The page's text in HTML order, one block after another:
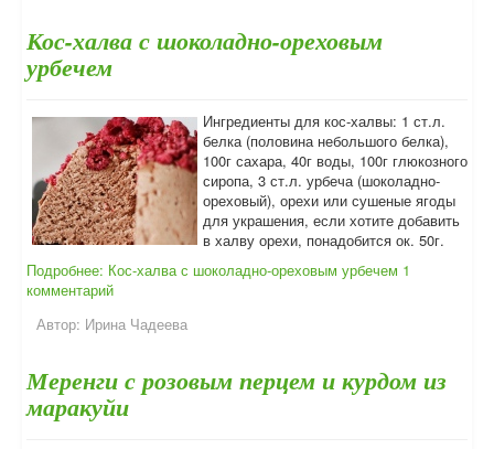
Кос-халва с шоколадно-ореховым
урбечем
Ингредиенты для кос-халвы: 1 ст.л.
белка (половина небольшого белка),
100г сахара, 40г воды, 100г глюкозного
сиропа, 3 ст.л. урбеча (шоколадно-
ореховый), орехи или сушеные ягоды
для украшения, если хотите добавить
в халву орехи, понадобится ок. 50г.
Подробнее: Кос-халва с шоколадно-ореховым урбечем 1
комментарий
Автор: Ирина Чадеева
Меренги с розовым перцем и курдом из
маракуйи